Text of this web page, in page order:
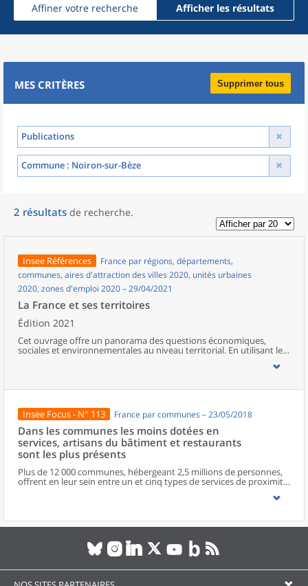
Affiner votre recherche Afficher les résultats
MES CRITÈRES Supprimer tous
Publications
Commune : Noiron-sur-Bèze
2 résultats de recherche.
Insee Références
France par régions, départements,
communes, aires d'attraction des villes 2020, unités urbaines
2020, zones d'emploi 2020 – 29/04/2021
La France et ses territoires
Édition 2021
Cet ouvrage offre un panorama des questions économiques,
sociales et environnementales au niveau territorial. En utilisant les
disparités géographiques en France, sur les forces et faiblesses des
population.
Insee Focus - N° 113 France par communes – 23/05/2018
Dans les communes les moins dotées en
services, artisans du bâtiment et restaurants
sont les plus présents
Plus de 12 000 communes, hébergeant 2,5 millions de personnes,
offrent en leur sein entre un et cinq types de services de proximité.
Dans ces communes, les artisans et les restaurants sont les plus
boulangeries ou les supérettes, n’apparaissent de façon
significative que dans les communes offrant au moins dix types de
services de proximité. Quant aux services médicaux, ils sont situés
dans des communes bénéficiant d’un nombre d’équipements
encore plus large. Aux communes qui possèdent au moins un
service de proximité, s’ajoutent 1 888 communes qui n’en